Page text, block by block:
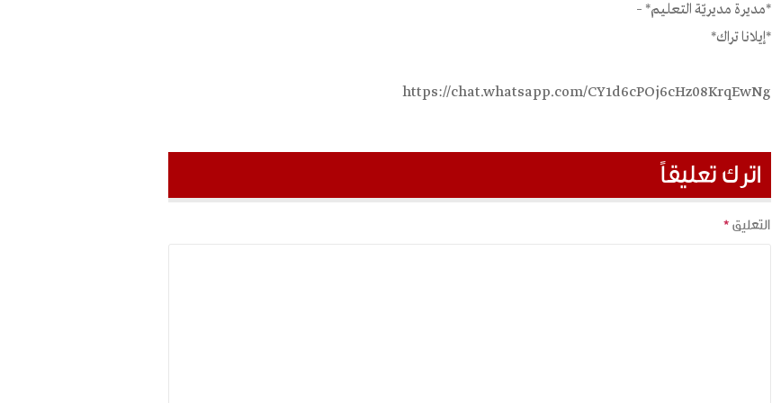
*مديرة مديريّة التعليم* –
*إيلانا تراك*
https://chat.whatsapp.com/CY1d6cPOj6cHz08KrqEwNg
اترك تعليقاً
التعليق*